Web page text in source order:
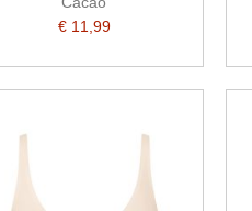
€ 11,99